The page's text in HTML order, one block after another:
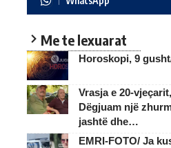
Me te lexuarat
Horoskopi, 9
Vrasja e 20-
Dëgjuam një
jashtë dhe…
EMRI-FOTO/ Ja